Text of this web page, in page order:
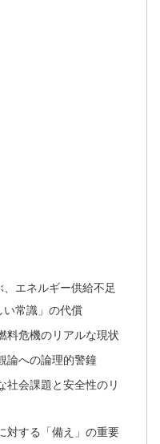
エネルギー供給不足
い常識」の代償
料危機のリアルな現状
論への論理的警鐘
社会課題と安全性のリ
対する「備え」の重要